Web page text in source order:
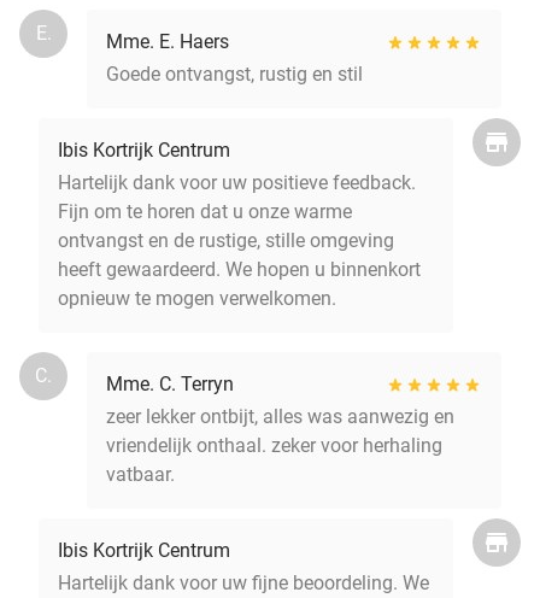
E.
Mme. E. Haers
Goede ontvangst, rustig en stil
Ibis Kortrijk Centrum
Hartelijk dank voor uw positieve feedback.
Fijn om te horen dat u onze warme
ontvangst en de rustige, stille omgeving
heeft gewaardeerd. We hopen u binnenkort
opnieuw te mogen verwelkomen.
C.
Mme. C. Terryn
zeer lekker ontbijt, alles was aanwezig en
vriendelijk onthaal. zeker voor herhaling
vatbaar.
Ibis Kortrijk Centrum
Hartelijk dank voor uw fijne beoordeling. We